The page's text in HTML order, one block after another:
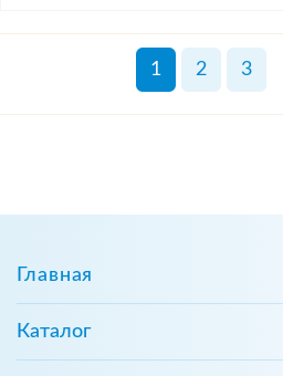
1 2 3
Главная
Каталог